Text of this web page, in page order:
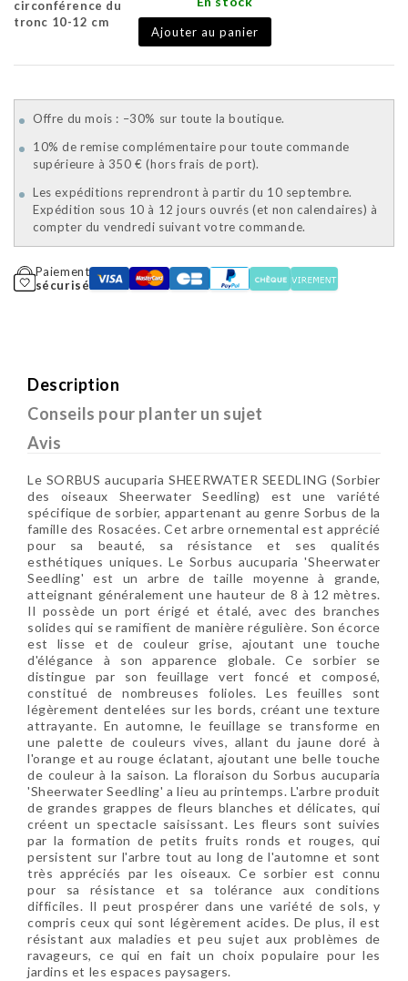
circonférence du
tronc 10-12 cm
Ajouter au panier
Offre du mois : –30% sur toute la boutique.
10% de remise complémentaire pour toute commande
supérieure à 350 € (hors frais de port).
Les expéditions reprendront à partir du 10 septembre.
Expédition sous 10 à 12 jours ouvrés (et non calendaires) à
compter du vendredi suivant votre commande.
Paiement
sécurisé
Description
Conseils pour planter un sujet
Avis
Le SORBUS aucuparia SHEERWATER SEEDLING (Sorbier
des oiseaux Sheerwater Seedling) est une variété
spécifique de sorbier, appartenant au genre Sorbus de la
famille des Rosacées. Cet arbre ornemental est apprécié
pour sa beauté, sa résistance et ses qualités
esthétiques uniques. Le Sorbus aucuparia 'Sheerwater
Seedling' est un arbre de taille moyenne à grande,
atteignant généralement une hauteur de 8 à 12 mètres.
Il possède un port érigé et étalé, avec des branches
solides qui se ramifient de manière régulière. Son écorce
est lisse et de couleur grise, ajoutant une touche
d'élégance à son apparence globale. Ce sorbier se
distingue par son feuillage vert foncé et composé,
constitué de nombreuses folioles. Les feuilles sont
légèrement dentelées sur les bords, créant une texture
attrayante. En automne, le feuillage se transforme en
une palette de couleurs vives, allant du jaune doré à
l'orange et au rouge éclatant, ajoutant une belle touche
de couleur à la saison. La floraison du Sorbus aucuparia
'Sheerwater Seedling' a lieu au printemps. L'arbre produit
de grandes grappes de fleurs blanches et délicates, qui
créent un spectacle saisissant. Les fleurs sont suivies
par la formation de petits fruits ronds et rouges, qui
persistent sur l'arbre tout au long de l'automne et sont
très appréciés par les oiseaux. Ce sorbier est connu
pour sa résistance et sa tolérance aux conditions
difficiles. Il peut prospérer dans une variété de sols, y
compris ceux qui sont légèrement acides. De plus, il est
résistant aux maladies et peu sujet aux problèmes de
ravageurs, ce qui en fait un choix populaire pour les
jardins et les espaces paysagers.